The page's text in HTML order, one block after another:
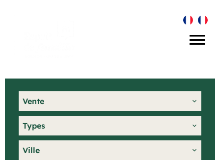
Vente
Types
Ville